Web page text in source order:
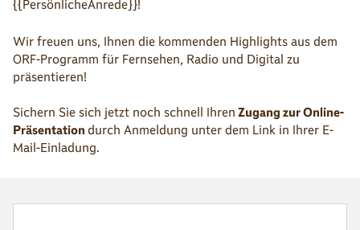
{{PersönlicheAnrede}}!
Wir freuen uns, Ihnen die kommenden Highlights aus dem
ORF-Programm für Fernsehen, Radio und Digital zu
präsentieren!
Sichern Sie sich jetzt noch schnell Ihren Zugang zur Online-
Präsentation durch Anmeldung unter dem Link in Ihrer E-
Mail-Einladung.